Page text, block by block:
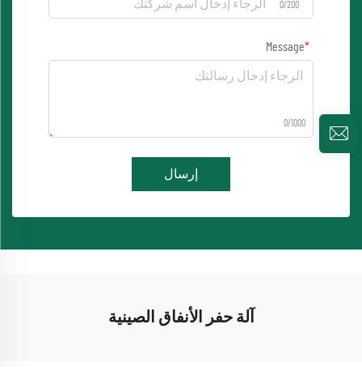
0/200
Message
0/1000
إرسال
آلة حفر الأنفاق الصينية